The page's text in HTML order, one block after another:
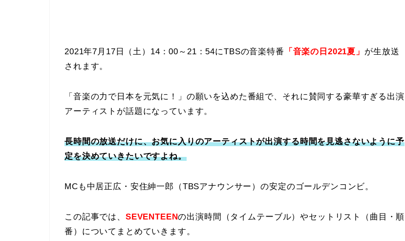
2021年7月17日（土）14：00～21：54にTBSの音楽特番 「音楽の日2021夏」 が生放送
されます。
「音楽の力で日本を元気に！」の願いを込めた番組で、それに賛同する豪華すぎる出演
アーティストが話題になっています。
長時間の放送だけに、お気に入りのアーティストが出演する時間を見逃さないように予
定を決めていきたいですよね。
MCも中居正広・安住紳一郎（TBSアナウンサー）の安定のゴールデンコンビ。
この記事では、 SEVENTEENの出演時間（タイムテーブル）やセットリスト（曲目・順
番）についてまとめていきます。